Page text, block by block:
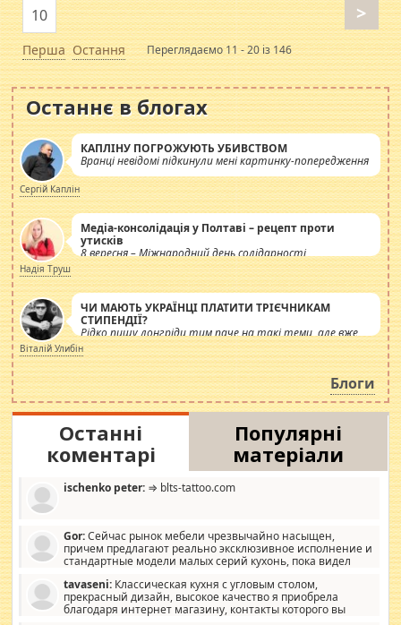
Перша
10
>
Остання Переглядаємо 11 - 20 із 146
Останнє в блогах
КАПЛІНУ ПОГРОЖУЮТЬ УБИВСТВОМ
Вранці невідомі підкинули мені картинку-попередження
Сергій Каплін
Медіа-консолідація у Полтаві – рецепт проти
утисків
8 вересня – Міжнародний день солідарності
журналістів.
Надія Труш
ЧИ МАЮТЬ УКРАЇНЦІ ПЛАТИТИ ТРІЄЧНИКАМ
СТИПЕНДІЇ?
Рідко пишу лонгріди тим паче на такі теми, але вже
просто дістало! Обурюють сьогоднішні інсенуації
навколо стипендіального питання. Штучно
роздувається ще одна соціальна катастрофа.
Віталій Улибін
Блоги
Останні
коментарі
Популярні
матеріали
ischenko peter: ⇒ blts-tattoo.com
Gor:Сейчас рынок мебели чрезвычайно насыщен,
причем предлагают реально эксклюзивное исполнение и
стандартные модели малых серий кухонь, пока видел
стандартные формы, в MebelOk, креативненько и что главное -
со вкусом все в порядке, без ненужных наворотов удорожающих
мебель, а это не последний фактор.
tavaseni: Классическая кухня с угловым столом,
прекрасный дизайн, высокое качество я приобрела
благодаря интернет магазину, контакты которого вы